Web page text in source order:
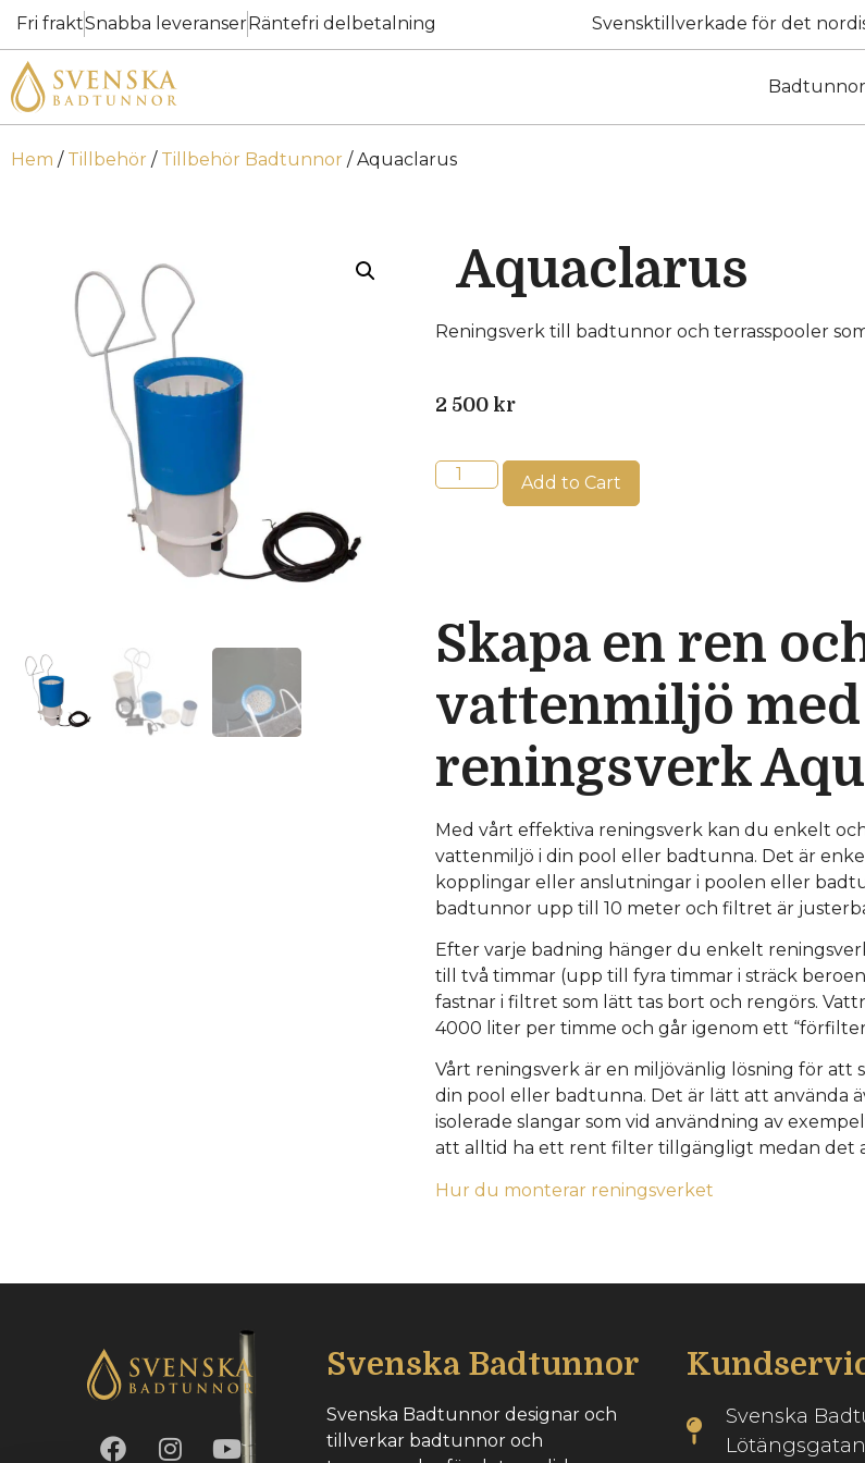
Fri fraktSnabba leveranser Räntefri delbetalning Svensktillverkade för det
Badtunnor
Hem / Tillbehör / Tillbehör Badtunnor / Aquaclarus
Aquaclarus
Reningsverk till badtunnor och terrasspooler
2 500 kr
Add to Cart
Skapa en ren
vattenmiljö
reningsverk
Med vårt effektiva reningsverk kan du enkelt
vattenmiljö i din pool eller badtunna. Det är
kopplingar eller anslutningar i poolen eller
badtunnor upp till 10 meter och filtret är
Efter varje badning hänger du enkelt
till två timmar (upp till fyra timmar i sträck
fastnar i filtret som lätt tas bort och rengörs.
4000 liter per timme och går igenom ett
Vårt reningsverk är en miljövänlig lösning för att
din pool eller badtunna. Det är lätt att använda
isolerade slangar som vid användning av
att alltid ha ett rent filter tillgängligt medan det
Hur du monterar reningsverket
Svenska Badtunnor
Svenska Badtunnor designar och
tillverkar badtunnor och
Svenska
Lötängsgatan